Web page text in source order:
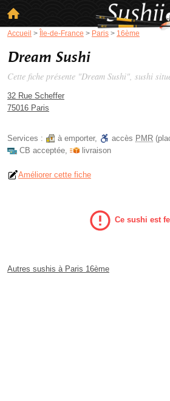
Accueil > Île-de-France > Paris > 16ème
Dream Sushi
Cette fiche présente "Dream Sushi", sushi
32 Rue Scheffer
75016 Paris
Services : à emporter, accès PMR
CB acceptée, livraison
Améliorer cette fiche
Ce sushi est
Autres sushis à Paris 16ème